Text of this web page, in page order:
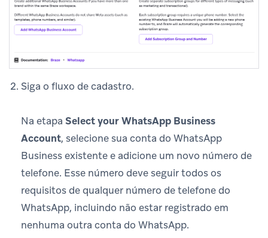
Siga o fluxo de cadastro.
Na etapa Select your WhatsApp Business
Account, selecione sua conta do WhatsApp
Business existente e adicione um novo número de
telefone. Esse número deve seguir todos os
requisitos de qualquer número de telefone do
WhatsApp, incluindo não estar registrado em
nenhuma outra conta do WhatsApp.